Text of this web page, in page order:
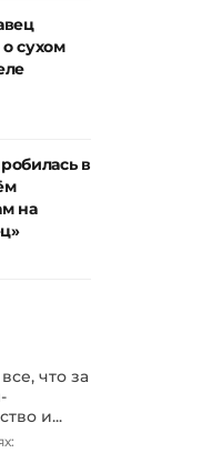
сухом
в
на
что за
и...